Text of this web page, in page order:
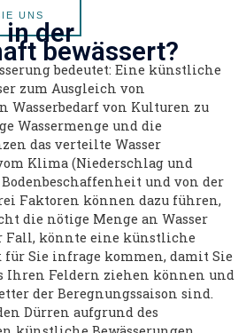
UNS
in der
bewässert?
bedeutet: Eine künstliche
zum Ausgleich von
Wasserbedarf von Kulturen zu
Wassermenge und die
das verteilte Wasser
Klima (Niederschlag und
und von der
Faktoren können dazu führen,
die nötige Menge an Wasser
Fall, könnte eine künstliche
für Sie infrage kommen, damit Sie
Ihren Feldern ziehen können und
der Beregnungssaison sind.
Dürren aufgrund des